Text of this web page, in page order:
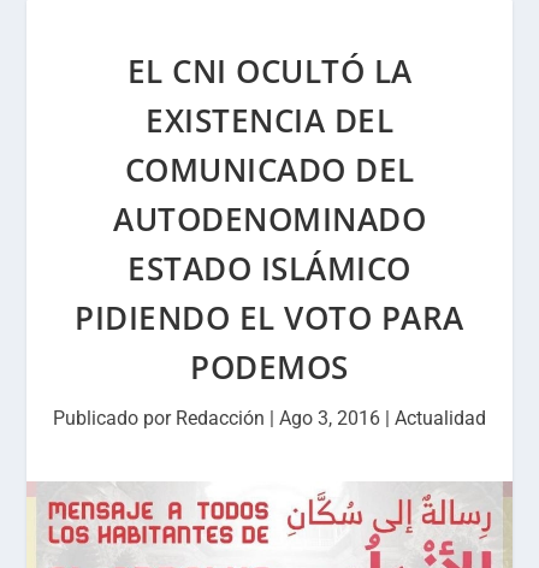
EL CNI OCULTÓ LA
EXISTENCIA DEL
COMUNICADO DEL
AUTODENOMINADO
ESTADO ISLÁMICO
PIDIENDO EL VOTO PARA
PODEMOS
Publicado por Redacción | Ago 3, 2016 | Actualidad